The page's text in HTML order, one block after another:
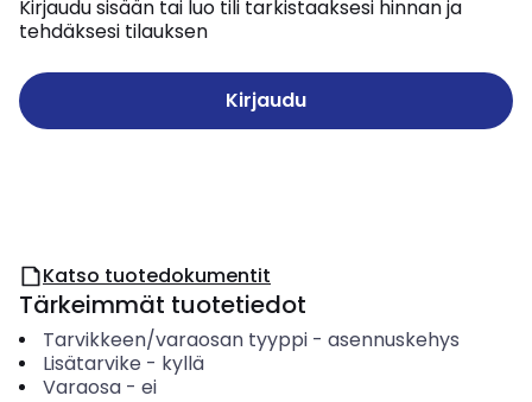
Kirjaudu sisään tai luo tili tarkistaaksesi hinnan ja
tehdäksesi tilauksen
Kirjaudu
Katso tuotedokumentit
Tärkeimmät tuotetiedot
Tarvikkeen/varaosan tyyppi- asennuskehys
Lisätarvike - kyllä
Varaosa- ei